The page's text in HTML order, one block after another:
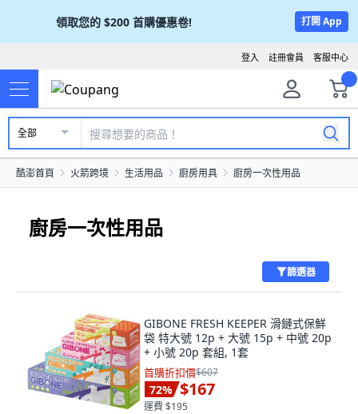
領取您的 $200 首購優惠卷! 打開 App
客服中心
註冊會員
登入
全部
酷澎首頁 火箭跨境 生活用品 廚房用具 廚房一次性用品
廚房一次性用品
篩選器
GIBONE FRESH KEEPER 滑鏈式保鮮
袋 特大號 12p + 大號 15p + 中號 20p
+ 小號 20p 套組, 1套
首購折扣價$607
72% $167
運費 $195